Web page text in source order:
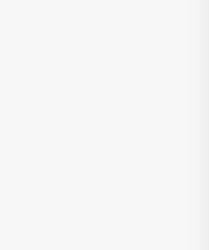
da sua família;
lindo imóvel!! Não perca essa